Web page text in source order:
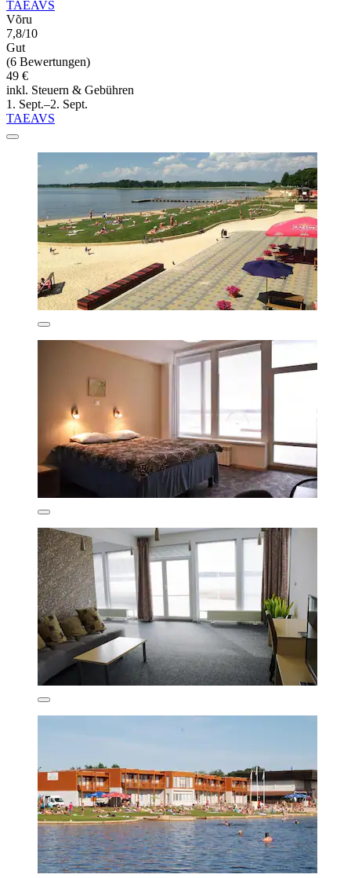
TAEAVS
Võru
7,8/10
Gut
(6 Bewertungen)
49 €
inkl. Steuern & Gebühren
1. Sept.–2. Sept.
TAEAVS